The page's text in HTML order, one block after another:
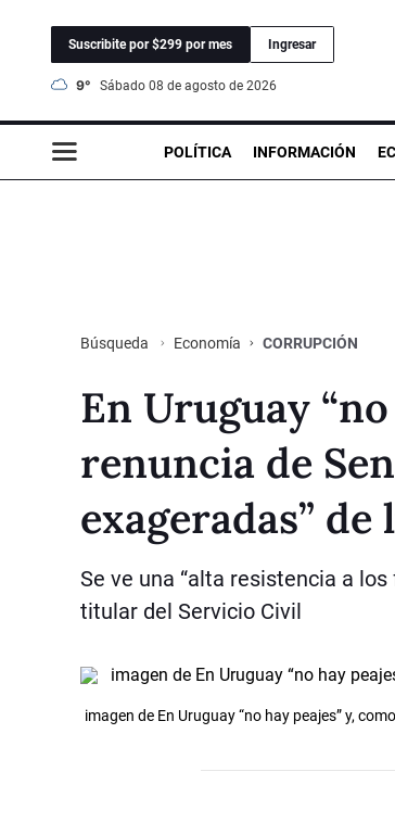
Suscribite por $299 por mes Ingresar
9° sábado 08 de agosto de 2026
POLÍTICA INFORMACIÓN
Búsqueda Economía CORRUPCIÓN
En Uruguay
renuncia de
exageradas”
Se ve una “alta resistencia a
titular del Servicio Civil
imagen de En Uruguay “no hay peajes” y,